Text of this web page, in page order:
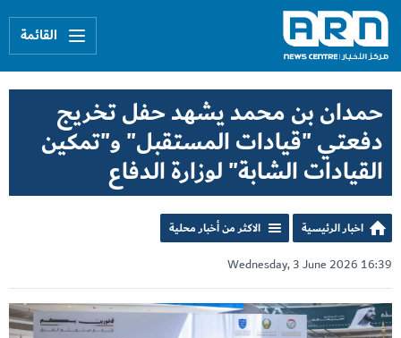
القائمة
حمدان بن محمد يشهد حفل تخريج
دفعتي "قيادات المستقبل" و"تمكين
القيادات الشابة" لوزارة الدفاع
اخبار الرئيسية
الاكثر من أخبار محلية
Wednesday, 3 June 2026 16:39